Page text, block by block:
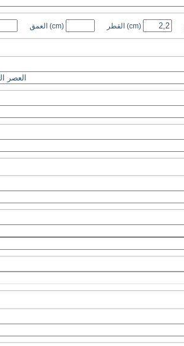
العمق (cm) القطر (cm)